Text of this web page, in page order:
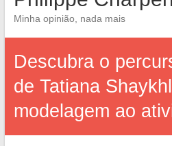
Minha opinião, nada mais
Descubra o
de Tatiana
modelagem ao